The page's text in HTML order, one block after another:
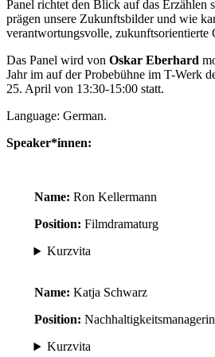
Panel richtet den Blick auf das Erzählen
prägen unsere Zukunftsbilder und wie
verantwortungsvolle, zukunftsorientierte
Das Panel wird von Oskar Eberhard
Jahr im auf der Probebühne im T-Werk
25. April von 13:30-15:00 statt.
Language: German.
Speaker*innen:
Name: Ron Kellermann
Position: Filmdramaturg
Kurzvita
Name: Katja Schwarz
Position: Nachhaltigkeitsmanagerin
Kurzvita